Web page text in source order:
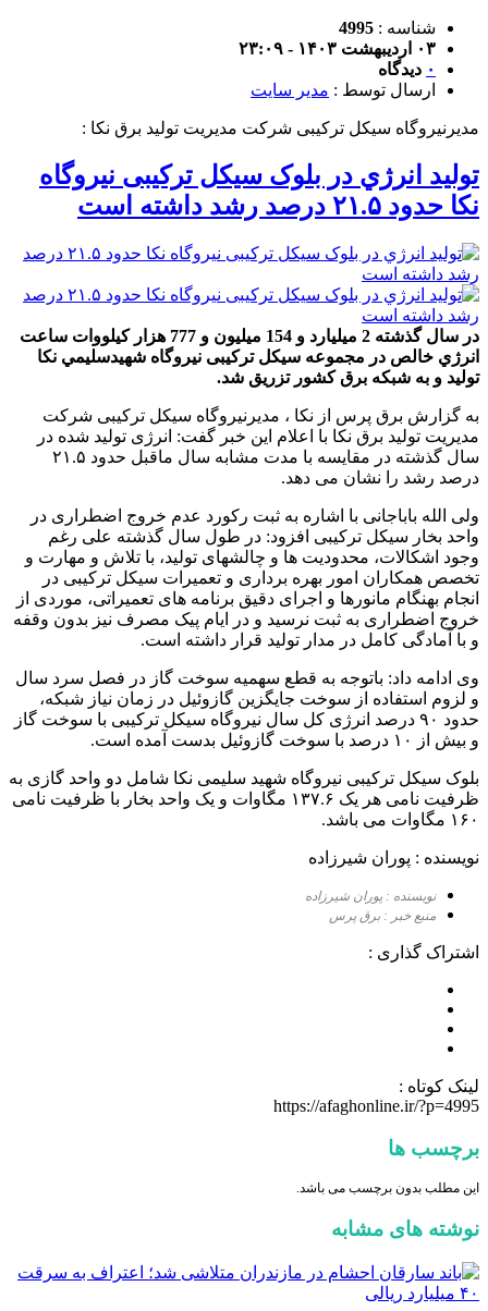
شناسه : 4995
۰۳ اردیبهشت ۱۴۰۳ - ۲۳:۰۹
۰ دیدگاه
ارسال توسط : مدیر سایت
مدیرنیروگاه سیکل ترکیبی شرکت مدیریت تولید برق نکا :
توليد انرژي در بلوک سیکل ترکیبی نیروگاه
نکا حدود ۲۱.۵ درصد رشد داشته است
در سال گذشته 2 میلیارد و 154 میلیون و 777 هزار كيلووات ساعت
انرژي خالص در مجموعه سیکل ترکیبی نيروگاه شهيدسليمي نكا
توليد و به شبکه برق کشور تزریق شد.
به گزارش برق پرس از نکا ، مدیرنیروگاه سیکل ترکیبی شرکت
مدیریت تولید برق نکا با اعلام این خبر گفت: انرژی تولید شده در
سال گذشته در مقايسه با مدت مشابه سال ماقبل حدود ۲۱.۵
درصد رشد را نشان می دهد.
ولی الله باباجانی با اشاره به ثبت رکورد عدم خروج اضطراری در
واحد بخار سیکل ترکیبی افزود: در طول سال گذشته علی رغم
وجود اشکالات، محدودیت ها و چالشهای تولید، با تلاش و مهارت و
تخصص همکاران امور بهره برداری و تعمیرات سیکل ترکیبی در
انجام بهنگام مانورها و اجرای دقیق برنامه های تعمیراتی، موردی از
خروج اضطراری به ثبت نرسید و در ایام پیک مصرف نیز بدون وقفه
و با آمادگی کامل در مدار تولید قرار داشته است.
وی ادامه داد: باتوجه به قطع سهمیه سوخت گاز در فصل سرد سال
و لزوم استفاده از سوخت جایگزین گازوئیل در زمان نیاز شبکه،
حدود ۹۰ درصد انرژی کل سال نیروگاه سیکل ترکیبی با سوخت گاز
و بیش از ۱۰ درصد با سوخت گازوئیل بدست آمده است.
بلوک سیکل ترکیبی نیروگاه شهید سلیمی نکا شامل دو واحد گازی به
ظرفیت نامی هر یک ۱۳۷.۶ مگاوات و یک واحد بخار با ظرفیت نامی
۱۶۰ مگاوات می باشد.
نویسنده : پوران شیرزاده
نویسنده : پوران شیرزاده
منبع خبر : برق پرس
اشتراک گذاری :
لینک کوتاه :
https://afaghonline.ir/?p=4995
برچسب ها
این مطلب بدون برچسب می باشد.
نوشته های مشابه